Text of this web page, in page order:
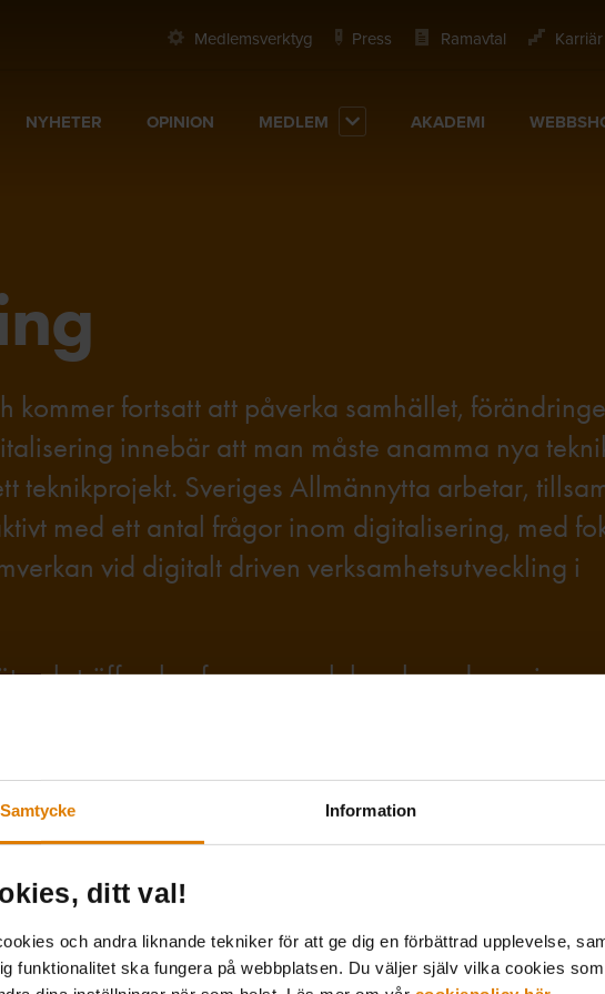
Samtycke Information
ditt val!
och andra liknande tekniker för att ge dig en förbättrad upplevelse,
funktionalitet ska fungera på webbplatsen. Du väljer själv vilka cookies
Medlemsverktyg Press Ramavtal Karriär
NYHETER OPINION MEDLEM AKADEMI
kommer fortsatt att påverka samhället,
innebär att man måste anamma nya
teknikprojekt. Sveriges Allmännytta arbetar,
med ett antal frågor inom digitalisering, med
vid digitalt driven verksamhetsutveckling i
konferenser och kunskapsdagar inom
i allmänhet och allmännyttan i